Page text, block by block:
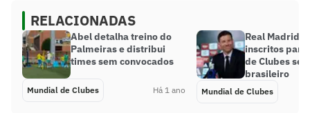
RELACIONADAS
Abel detalha treino do
Palmeiras e distribui
times sem convocados
Mundial de Clubes Há 1 ano
Real Madrid
inscritos para
de Clubes
brasileiro
Mundial de Clubes